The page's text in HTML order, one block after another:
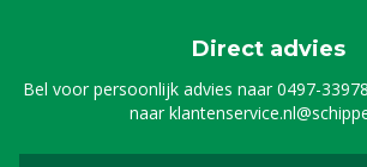
Direct advies
Bel voor persoonlijk advies naar0497-
naar